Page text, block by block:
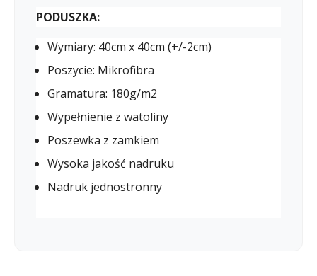
PODUSZKA:
Wymiary: 40cm x 40cm (+/-2cm)
Poszycie: Mikrofibra
Gramatura: 180g/m2
Wypełnienie z watoliny
Poszewka z zamkiem
Wysoka jakość nadruku
Nadruk jednostronny